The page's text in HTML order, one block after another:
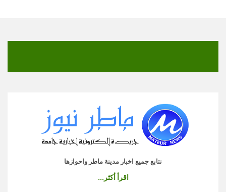
نتابع جميع اخبار مدينة ماطر واحوازها
اقرأ أكثر...